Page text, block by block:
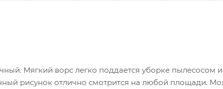
Мягкий ворс легко поддается уборке пылесосом
рисунок отлично смотрится на любой площади.